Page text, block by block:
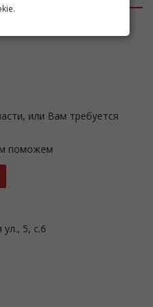
или Вам требуется
поможем
5, с.6